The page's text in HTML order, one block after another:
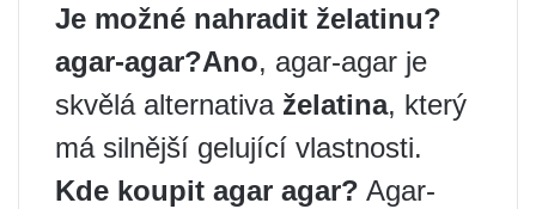
Je možné nahradit želatinu?
agar-agar?Ano, agar-agar je
skvělá alternativa želatina, který
má silnější gelující vlastnosti.
Kde koupit agar agar? Agar-